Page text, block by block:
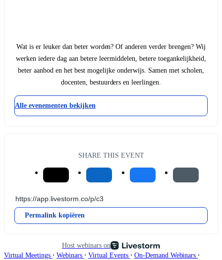
Wat is er leuker dan beter worden? Of anderen verder brengen? Wij
werken iedere dag aan betere leermiddelen, betere toegankelijkheid,
beter aanbod en het best mogelijke onderwijs. Samen met scholen,
docenten, bestuurders en leerlingen.
Alle evenementen bekijken
SHARE THIS EVENT
Permalink kopiëren
Host webinars on
Virtual Meetings ∙ Webinars ∙ Virtual Events ∙ On-Demand Webinars ∙